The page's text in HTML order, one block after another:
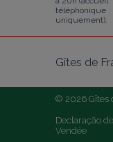
téléphonique
uniquement).
Gîtes de
© 2026 Gîtes
Declaração
Vendée